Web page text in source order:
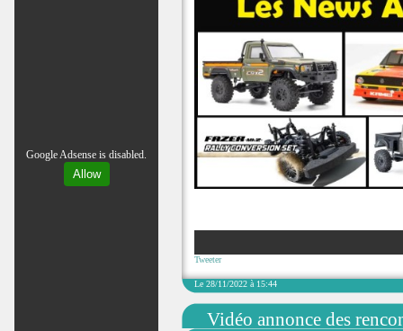
Google Adsense is disabled.
Allow
Tweeter
Le 28/11/2022 à 15:44
Vidéo annonce des